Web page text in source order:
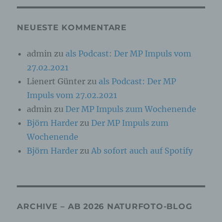
NEUESTE KOMMENTARE
admin zu als Podcast: Der MP Impuls vom
27.02.2021
Lienert Günter zu als Podcast: Der MP
Impuls vom 27.02.2021
admin zu Der MP Impuls zum Wochenende
Björn Harder zu Der MP Impuls zum
Wochenende
Björn Harder zuAb sofort auch auf Spotify
ARCHIVE – AB 2026 NATURFOTO-BLOG
besonderen Merkmalen, die Ausdruck der
psychischen, wirtschaftlichen, kulturellen oder
b) betroffene Person
Betroffene Person ist jede identifizierte oder
identifizierbare natürliche Person, deren
personenbezogene Daten von dem für die
Verarbeitung Verantwortlichen verarbeitet
werden.
oder jede solche Vorgangsreihe im